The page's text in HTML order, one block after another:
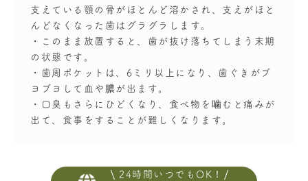
支えている顎の骨がほとんど溶かされ、支えがほと
んどなくなった歯はグラグラします。
・このまま放置すると、歯が抜け落ちてしまう末期
の状態です。
・歯周ポケットは、6ミリ以上になり、歯ぐきがブ
ヨブヨして血や膿が出ます。
・口臭もさらにひどくなり、食べ物を噛むと痛みが
出て、食事をすることが難しくなります。
24時間いつでもOK！